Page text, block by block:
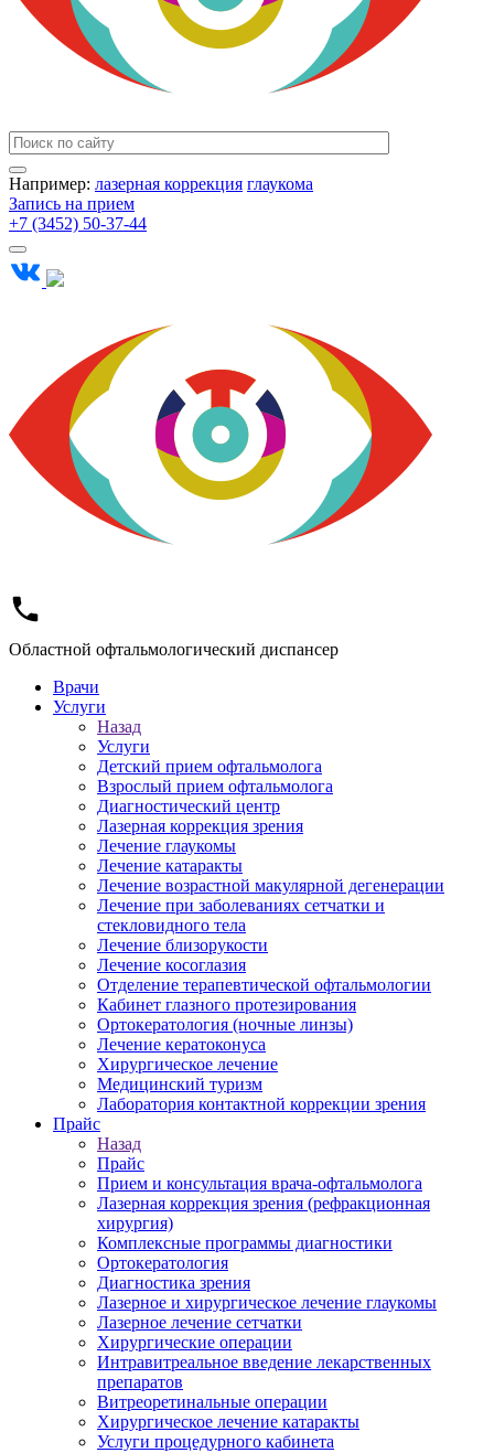
Например: лазерная коррекция глаукома
Запись на прием
+7 (3452) 50-37-44
Областной офтальмологический диспансер
Врачи
Услуги
Назад
Услуги
Детский прием офтальмолога
Взрослый прием офтальмолога
Диагностический центр
Лазерная коррекция зрения
Лечение глаукомы
Лечение катаракты
Лечение возрастной макулярной дегенерации
Лечение при заболеваниях сетчатки и
стекловидного тела
Лечение близорукости
Лечение косоглазия
Отделение терапевтической офтальмологии
Кабинет глазного протезирования
Ортокератология (ночные линзы)
Лечение кератоконуса
Хирургическое лечение
Медицинский туризм
Лаборатория контактной коррекции зрения
Прайс
Назад
Прайс
Прием и консультация врача-офтальмолога
Лазерная коррекция зрения (рефракционная
хирургия)
Комплексные программы диагностики
Ортокератология
Диагностика зрения
Лазерное и хирургическое лечение глаукомы
Лазерное лечение сетчатки
Хирургические операции
Интравитреальное введение лекарственных
препаратов
Витреоретинальные операции
Хирургическое лечение катаракты
Услуги процедурного кабинета